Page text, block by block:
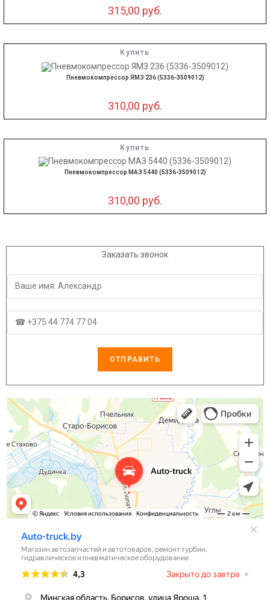
315,00 руб.
Купить
Пневмокомпрессор ЯМЗ 236 (5336-3509012)
310,00 руб.
Купить
Пневмокомпрессор МАЗ 5440 (5336-3509012)
310,00 руб.
Заказать звонок